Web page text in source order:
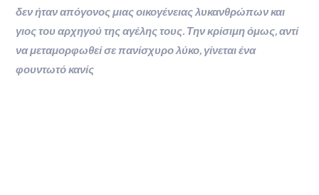
δεν ήταν απόγονος μιας οικογένειας λυκανθρώπων και
γιος του αρχηγού της αγέλης τους. Την κρίσιμη όμως, αντί
να μεταμορφωθεί σε πανίσχυρο λύκο, γίνεται ένα
φουντωτό κανίς